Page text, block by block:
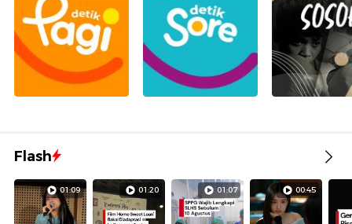
Flash
01:09 01:20 01:07 00:45